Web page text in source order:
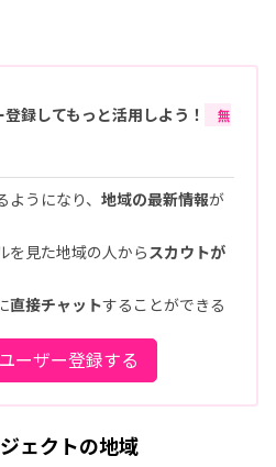
録してもっと活用しよう！
無
ようになり、 地域の最新情報が
を見た地域の人から スカウトが
直接チャットすることができる
ーザー登録する
ェクトの地域